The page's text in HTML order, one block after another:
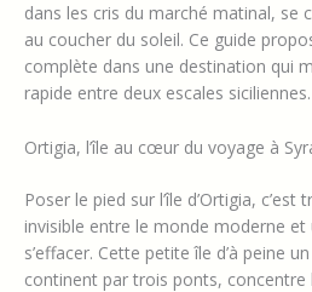
dans les cris du marché matinal, se
au coucher du soleil. Ce guide
complète dans une destination qui
rapide entre deux escales siciliennes.
Ortigia, l’île au cœur du voyage à
Poser le pied sur l’île d’Ortigia,
invisible entre le monde moderne et
s’effacer. Cette petite île d’à peine
continent par trois ponts, concentre